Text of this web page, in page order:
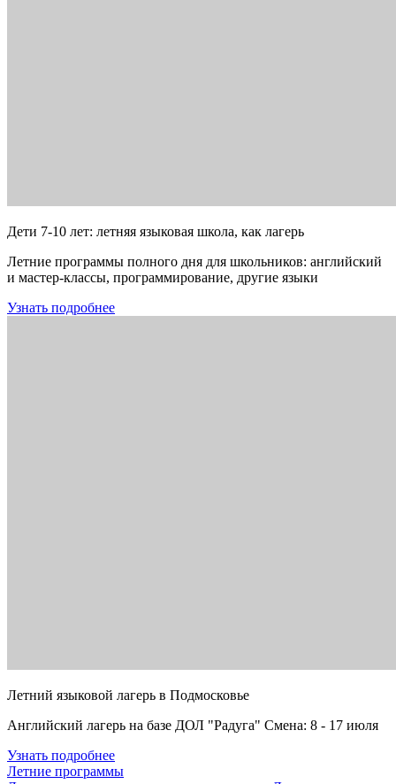
Дети 7-10 лет: летняя языковая школа, как лагерь
Летние программы полного дня для школьников: английский
и мастер-классы, программирование, другие языки
Узнать подробнее
Летний языковой лагерь в Подмосковье
Английский лагерь на базе ДОЛ "Радуга" Смена: 8 - 17 июля
Узнать подробнее
Летние программы